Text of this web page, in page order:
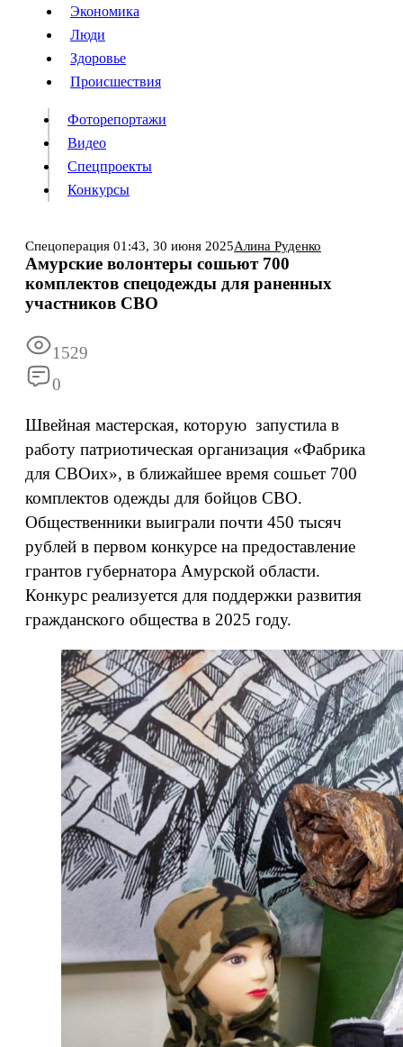
Власть
Происшествия
Видео
Конкурсы
Подписка Реклама Все новости
Экономика
Люди
Здоровье
Происшествия
Фоторепортажи
Видео
Спецпроекты
Конкурсы
Спецоперация 01:43, 30 июня 2025Алина Руденко
Амурские волонтеры сошьют 700
комплектов спецодежды для раненных
участников СВО
1529
0
Швейная мастерская, которую запустила в
работу патриотическая организация «Фабрика
для СВОих», в ближайшее время сошьет 700
комплектов одежды для бойцов СВО.
Общественники выиграли почти 450 тысяч
рублей в первом конкурсе на предоставление
грантов губернатора Амурской области.
Конкурс реализуется для поддержки развития
гражданского общества в 2025 году.